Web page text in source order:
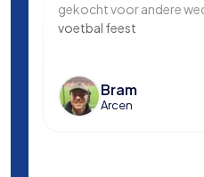
gekocht voor andere
voetbal feest
Bram
Arcen